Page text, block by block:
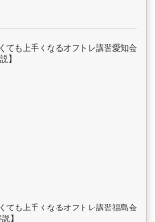
も上手くなるオフトレ講習愛知会場
】
も上手くなるオフトレ講習福島会場
】